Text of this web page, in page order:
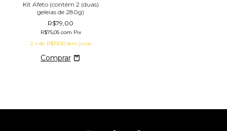
Kit Afeto (contém 2 (duas)
geleias de 280g)
R$79,00
R$75,05 com Pix
2 x de R$39,50 sem juros